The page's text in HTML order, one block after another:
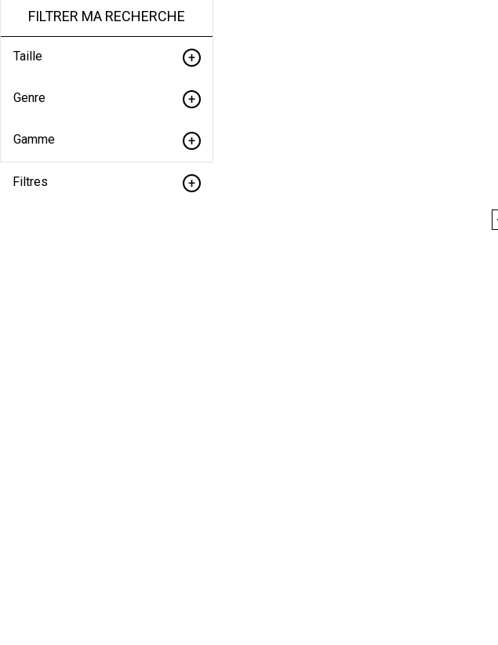
FILTRER MA RECHERCHE
Taille
Genre
Gamme
Filtres